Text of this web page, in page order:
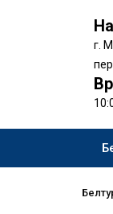
г.